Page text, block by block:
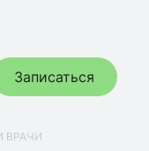
Записаться
ВРАЧИ